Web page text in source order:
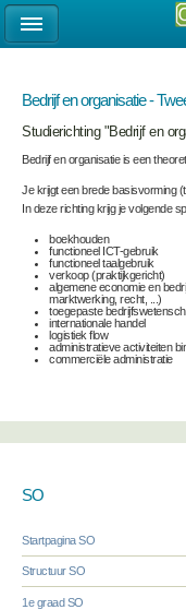
Bedrijf en organisatie -
Studierichting "Bedrijf en
Bedrijf en organisatie is een
Je krijgt een brede basisvorming
In deze richting krijg je volgende
boekhouden
functioneel ICT-gebruik
functioneel taalgebruik
verkoop (praktijkgericht)
algemene economie en
marktwerking, recht, ...)
toegepaste
internationale handel
logistiek flow
administratieve activiteiten
commerciële administratie
SO
Startpagina SO
Structuur SO
1e graad SO